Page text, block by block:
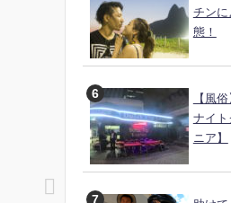
チンに
態！
【風
ナイト
ニア】